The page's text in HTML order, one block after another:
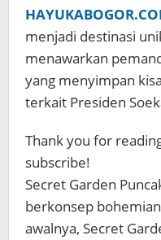
menjadi destinasi
menawarkan
yang menyimpan
terkait Presiden
Thank you for
subscribe!
Secret Garden
berkonsep
awalnya, Secret